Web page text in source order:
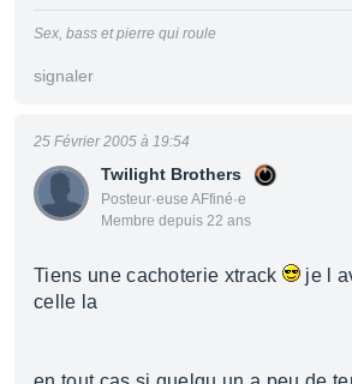
Sex, bass et pierre qui roule
signaler
Twilight Brothers
Posteur·euse AFfiné·e
Membre depuis 22 ans
25 Février 2005 à 19:54
Tiens une cachoterie xtrack
je l
celle la